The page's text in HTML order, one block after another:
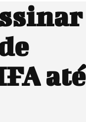
até